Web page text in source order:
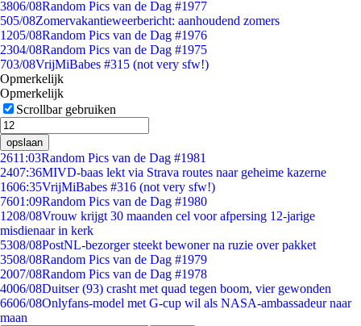
3806/08Random Pics van de Dag #1977
505/08Zomervakantieweerbericht: aanhoudend zomers
1205/08Random Pics van de Dag #1976
2304/08Random Pics van de Dag #1975
703/08VrijMiBabes #315 (not very sfw!)
Opmerkelijk
Opmerkelijk
Scrollbar gebruiken
opslaan
2611:03Random Pics van de Dag #1981
2407:36MIVD-baas lekt via Strava routes naar geheime kazerne
1606:35VrijMiBabes #316 (not very sfw!)
7601:09Random Pics van de Dag #1980
1208/08Vrouw krijgt 30 maanden cel voor afpersing 12-jarige
misdienaar in kerk
5308/08PostNL-bezorger steekt bewoner na ruzie over pakket
3508/08Random Pics van de Dag #1979
2007/08Random Pics van de Dag #1978
4006/08Duitser (93) crasht met quad tegen boom, vier gewonden
6606/08Onlyfans-model met G-cup wil als NASA-ambassadeur naar
maan